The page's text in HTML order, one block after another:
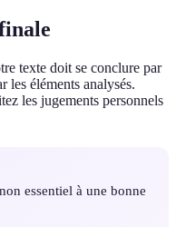
texte doit se conclure par
les éléments analysés.
les jugements personnels
essentiel à une bonne